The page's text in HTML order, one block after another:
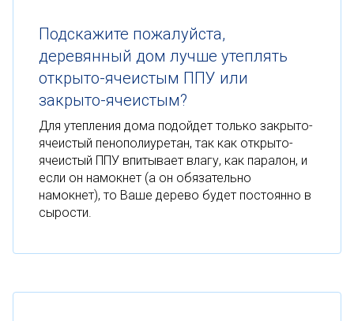
Подскажите пожалуйста,
деревянный дом лучше утеплять
открыто-ячеистым ППУ или
закрыто-ячеистым?
Для утепления дома подойдет только закрыто-
ячеистый пенополиуретан, так как открыто-
ячеистый ППУ впитывает влагу, как паралон, и
если он намокнет (а он обязательно
намокнет), то Ваше дерево будет постоянно в
сырости.